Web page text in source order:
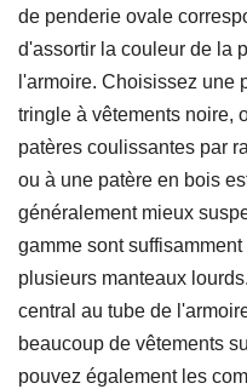
de penderie ovale
d'assortir la couleur de la
l'armoire. Choisissez une
tringle à vêtements noire,
patères coulissantes par
ou à une patère en bois
généralement mieux
gamme sont
plusieurs manteaux
central au tube de
beaucoup de vêtements
pouvez également les